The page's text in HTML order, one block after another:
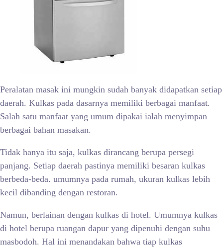
Peralatan masak ini mungkin sudah banyak didapatkan setiap
daerah. Kulkas pada dasarnya memiliki berbagai manfaat.
Salah satu manfaat yang umum dipakai ialah menyimpan
berbagai bahan masakan.
Tidak hanya itu saja, kulkas dirancang berupa persegi
panjang. Setiap daerah pastinya memiliki besaran kulkas
berbeda-beda. umumnya pada rumah, ukuran kulkas lebih
kecil dibanding dengan restoran.
Namun, berlainan dengan kulkas di hotel. Umumnya kulkas
di hotel berupa ruangan dapur yang dipenuhi dengan suhu
masbodoh. Hal ini menandakan bahwa tiap kulkas